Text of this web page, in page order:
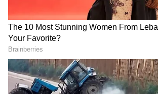
DOWNLOAD APP
ಕರ್ನಾಟಕ, ಭಾರತ (India News)
ಕ್ಷಣಕ್ಷಣದ ಕನ್ನಡ ಸುದ್ದಿ (Kannada